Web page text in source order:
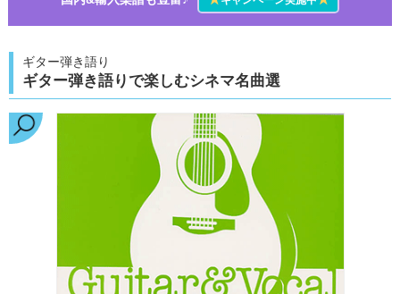
ギター弾き語り
ギター弾き語りで楽しむシネマ名曲選